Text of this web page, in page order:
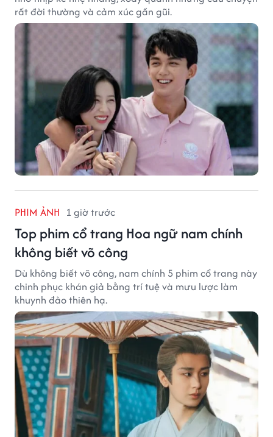
rất đời thường và cảm xúc gần gũi.
PHIM ẢNH 1 giờ trước
Top phim cổ trang Hoa ngữ nam chính
không biết võ công
Dù không biết võ công, nam chính 5 phim cổ trang này
chinh phục khán giả bằng trí tuệ và mưu lược làm
khuynh đảo thiên hạ.